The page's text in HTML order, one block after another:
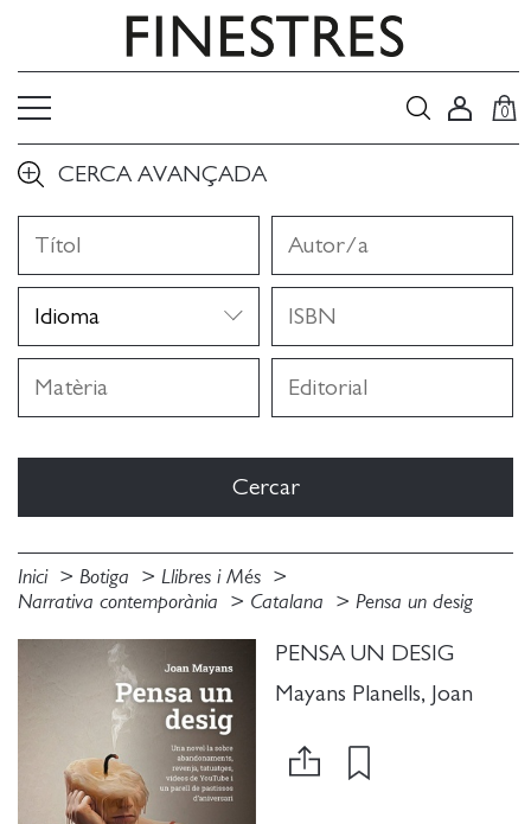
0
CERCA AVANÇADA
Inici Botiga
Llibres i Més
Narrativa contemporània
Catalana Pensa un desig
PENSA UN DESIG
Mayans Planells, Joan